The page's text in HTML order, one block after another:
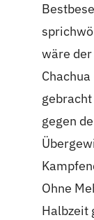
wäre
gegen
Ohne
Halbzeit